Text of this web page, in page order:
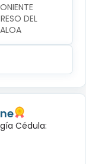
DEL
Cédula: